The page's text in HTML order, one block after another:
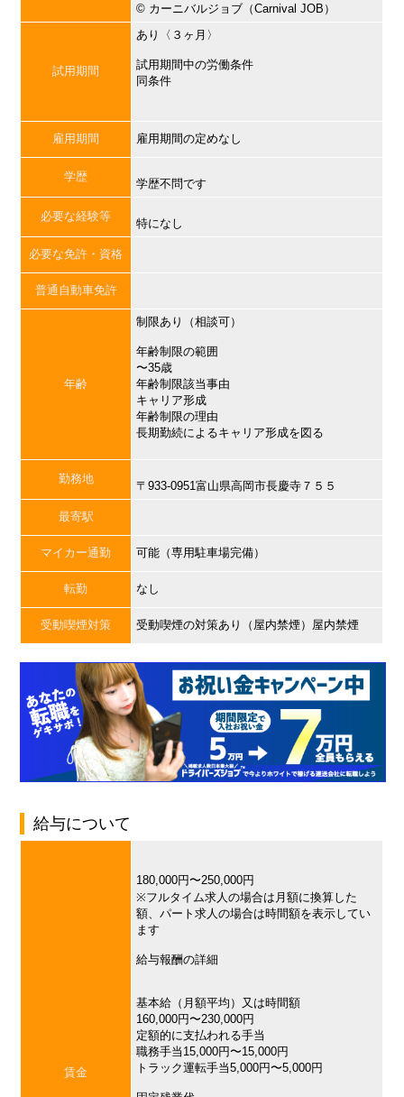
©︎ カーニバルジョブ（Carnival JOB）
試用期間
あり〈３ヶ月〉
試用期間中の労働条件
同条件
雇用期間 雇用期間の定めなし
学歴
学歴不問です
必要な経験等
特になし
必要な免許・資格
普通自動車免許
年齢
制限あり（相談可）
年齢制限の範囲
〜35歳
年齢制限該当事由
キャリア形成
年齢制限の理由
長期勤続によるキャリア形成を図る
勤務地
〒933-0951富山県高岡市長慶寺７５５
最寄駅
マイカー通勤 可能（専用駐車場完備）
転勤 なし
受動喫煙対策 受動喫煙の対策あり（屋内禁煙）屋内禁煙
給与について
賃金
180,000円〜250,000円
※フルタイム求人の場合は月額に換算した
額、パート求人の場合は時間額を表示してい
ます
給与報酬の詳細
基本給（月額平均）又は時間額
160,000円〜230,000円
定額的に支払われる手当
職務手当15,000円〜15,000円
トラック運転手当5,000円〜5,000円